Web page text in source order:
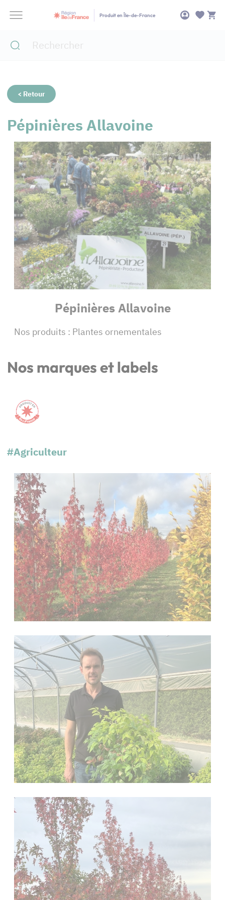
Produit en Île-de-France
< Retour
Pépinières Allavoine
Pépinières Allavoine
Nos produits : Plantes ornementales
Nos marques et labels
#Agriculteur